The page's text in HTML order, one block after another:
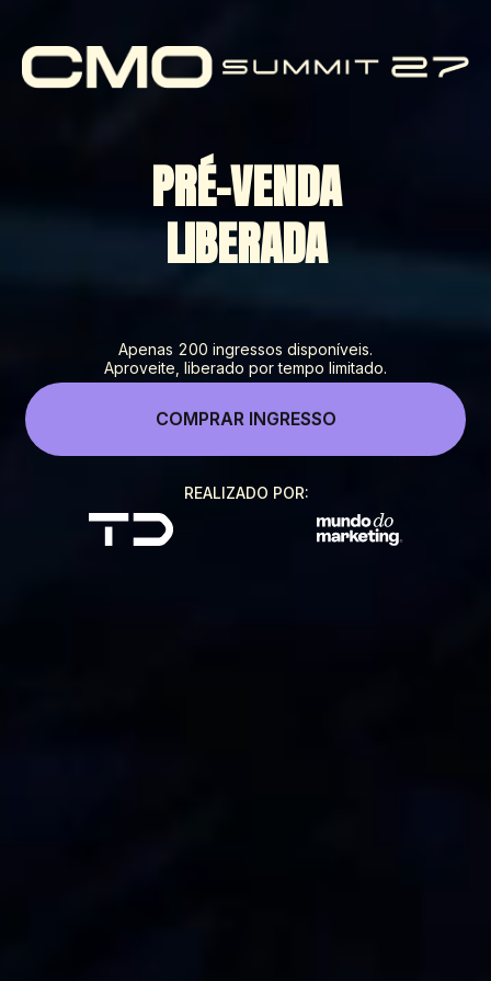
PRÉ-VENDA
LIBERADA
Apenas 200 ingressos disponíveis.
Aproveite, liberado por tempo limitado.
COMPRAR INGRESSO
REALIZADO POR: